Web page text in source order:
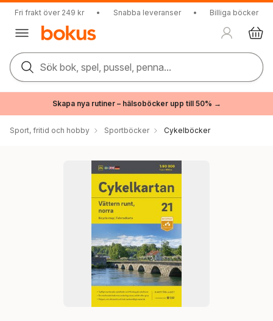
Fri frakt över 249 kr • Snabba leveranser • Billiga böcker
Sök bok, spel, pussel, penna...
Skapa nya rutiner – hälsoböcker upp till 50% →
Sport, fritid och hobby Sportböcker Cykelböcker